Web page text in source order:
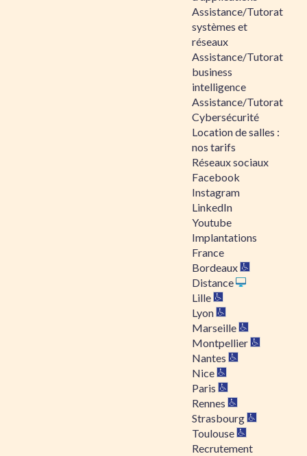
Assistance/Tutorat
systèmes et
réseaux
Assistance/Tutorat
business
intelligence
Assistance/Tutorat
Cybersécurité
Location de salles :
nos tarifs
Réseaux sociaux
Facebook
Instagram
LinkedIn
Youtube
Implantations
France
Bordeaux
Distance
Lille
Lyon
Marseille
Montpellier
Nantes
Nice
Paris
Rennes
Strasbourg
Toulouse
Recrutement